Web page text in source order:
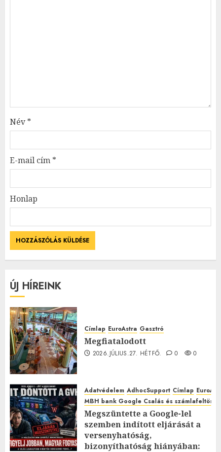
Név*
E-mail cím *
Honlap
ÚJ HÍREINK
Címlap EuroAstra Gasztró
Megfiatalodott
2026.JÚLIUS.27. HÉTFŐ. 0 0
Adatvédelem AdhocSupport Címlap
MBH bank Google Csalás és
Megszüntette a Google-lel
szemben indított eljárását a
versenyhatóság,
bizonyíthatóság hiányában: